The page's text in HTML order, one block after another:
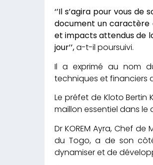
‘’Il s’agira pour vous
document un caractère
et impacts attendus de
jour’’,a-t-il poursuivi.
Il a exprimé au nom
techniques et financiers
Le préfet de Kloto Bertin
maillon essentiel dans le
Dr KOREM Ayra, Chef
du Togo, a de son
dynamiser et de